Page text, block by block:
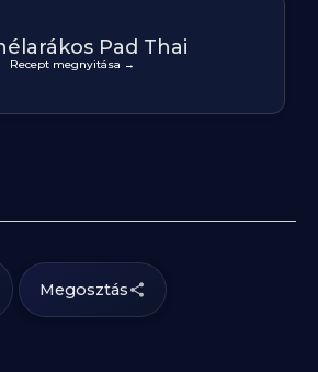
Pad Thai
Recept megnyitása →
Megosztás